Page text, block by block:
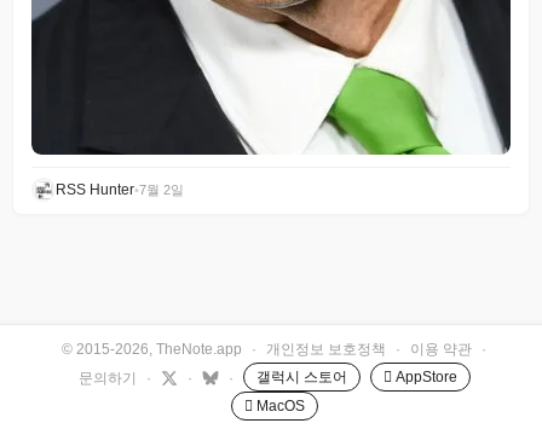
RSS Hunter•7월 2일
© 2015-2026, TheNote.app · 개인정보 보호정책 · 이용 약관
·
문의하기
· · · 갤럭시 스토어
 AppStore
 MacOS